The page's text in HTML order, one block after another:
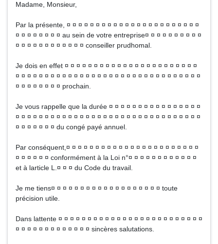
Madame, Monsieur,
Par la présente, ¤ ¤ ¤ ¤ ¤ ¤ ¤ ¤ ¤ ¤ ¤ ¤ ¤ ¤ ¤ ¤ ¤ ¤ ¤ ¤ ¤ ¤ ¤
¤ ¤ ¤ ¤ ¤ ¤ ¤ ¤ au sein de votre entreprise¤ ¤ ¤ ¤ ¤ ¤ ¤ ¤ ¤ ¤
¤ ¤ ¤ ¤ ¤ ¤ ¤ ¤ ¤ ¤ ¤ ¤ conseiller prudhomal.
Je dois en effet ¤ ¤ ¤ ¤ ¤ ¤ ¤ ¤ ¤ ¤ ¤ ¤ ¤ ¤ ¤ ¤ ¤ ¤ ¤ ¤ ¤ ¤ ¤
¤ ¤ ¤ ¤ ¤ ¤ ¤ ¤ ¤ ¤ ¤ ¤ ¤ ¤ ¤ ¤ ¤ ¤ ¤ ¤ ¤ ¤ ¤ ¤ ¤ ¤ ¤ ¤ ¤ ¤ ¤ ¤
¤ ¤ ¤ ¤ ¤ ¤ ¤ ¤ prochain.
Je vous rappelle que la durée ¤ ¤ ¤ ¤ ¤ ¤ ¤ ¤ ¤ ¤ ¤ ¤ ¤ ¤ ¤ ¤
¤ ¤ ¤ ¤ ¤ ¤ ¤ ¤ ¤ ¤ ¤ ¤ ¤ ¤ ¤ ¤ ¤ ¤ ¤ ¤ ¤ ¤ ¤ ¤ ¤ ¤ ¤ ¤ ¤ ¤ ¤ ¤
¤ ¤ ¤ ¤ ¤ ¤ ¤ du congé payé annuel.
Par conséquent,¤ ¤ ¤ ¤ ¤ ¤ ¤ ¤ ¤ ¤ ¤ ¤ ¤ ¤ ¤ ¤ ¤ ¤ ¤ ¤ ¤ ¤ ¤
¤ ¤ ¤ ¤ ¤ ¤ conformément à la Loi n°¤ ¤ ¤ ¤ ¤ ¤ ¤ ¤ ¤ ¤ ¤ ¤
et à larticle L.¤ ¤ ¤ du Code du travail.
Je me tiens¤ ¤ ¤ ¤ ¤ ¤ ¤ ¤ ¤ ¤ ¤ ¤ ¤ ¤ ¤ ¤ ¤ ¤ ¤ toute
précision utile.
Dans lattente ¤ ¤ ¤ ¤ ¤ ¤ ¤ ¤ ¤ ¤ ¤ ¤ ¤ ¤ ¤ ¤ ¤ ¤ ¤ ¤ ¤ ¤ ¤ ¤ ¤
¤ ¤ ¤ ¤ ¤ ¤ ¤ ¤ ¤ ¤ ¤ ¤ ¤ sincères salutations.